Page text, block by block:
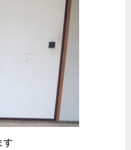
す